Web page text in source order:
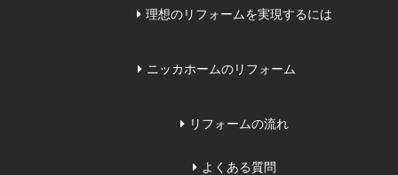
理想のリフォームを実現するには
ニッカホームのリフォーム
リフォームの流れ
よくある質問